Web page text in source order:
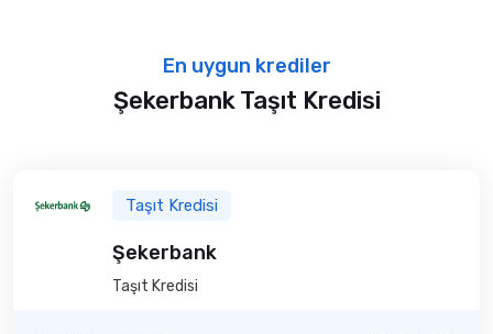
En uygun krediler
Şekerbank Taşıt Kredisi
Taşıt Kredisi
Şekerbank
Taşıt Kredisi